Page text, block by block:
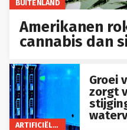
BUITENLAND
Amerikanen
cannabis dan
ARTIFICIËLE INTELLIGENTIE
Groei
zorgt